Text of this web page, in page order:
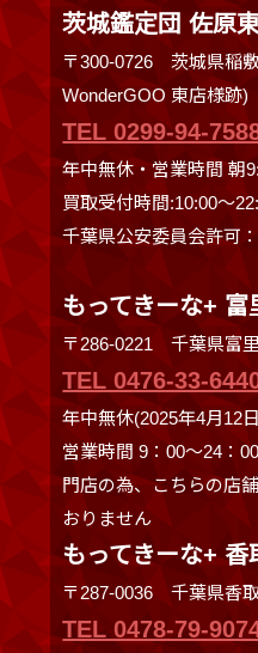
茨城鑑定団 佐原
〒300-0726 茨城県稲
WonderGOO 東店様跡)
TEL 0299-94-
年中無休・営業時間 朝
買取受付時間:10:00〜
千葉県公安委員会許可
もってきーな+ 富
〒286-0221 千葉県富
TEL 0476-33-
年中無休(2025年4月12
営業時間 9：00～24：
門店の為、こちらの店
おりません
もってきーな+ 香
〒287-0036 千葉県香
TEL 0478-79-